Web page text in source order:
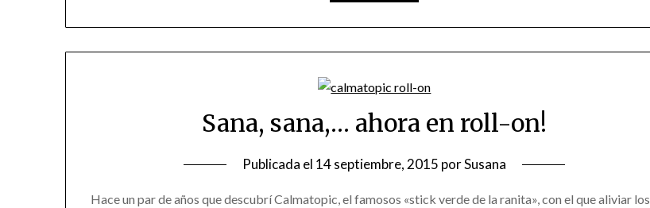
Sana, sana,… ahora en roll-on!
Publicada el 14 septiembre, 2015 porSusana
Hace un par de años que descubrí Calmatopic, el famosos «stick verde de la ranita», con el que aliviar los